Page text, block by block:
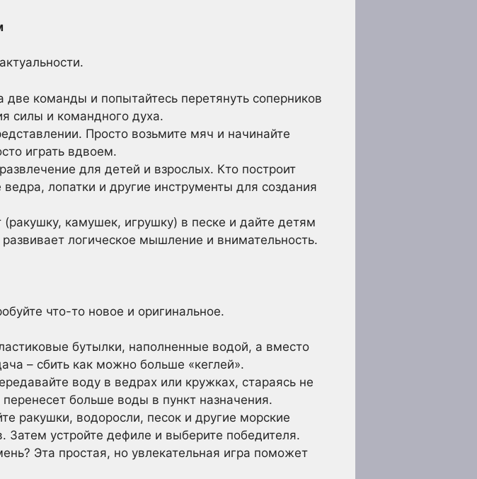
две команды и попытайтесь перетянуть соперников
силы и командного духа.
Просто возьмите мяч и начинайте
играть вдвоем.
для детей и взрослых. Кто построит
лопатки и другие инструменты для создания
камушек, игрушку) в песке и дайте детям
логическое мышление и внимательность.
что-то новое и оригинальное.
бутылки, наполненные водой, а вместо
– сбить как можно больше «кеглей».
воду в ведрах или кружках, стараясь не
больше воды в пункт назначения.
ракушки, водоросли, песок и другие морские
Затем устройте дефиле и выберите победителя.
Эта простая, но увлекательная игра поможет